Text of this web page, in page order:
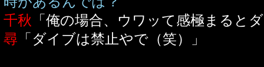
千秋 「俺の場合、ウワッて感極まると
尋 「ダイブは禁止やで（笑）」